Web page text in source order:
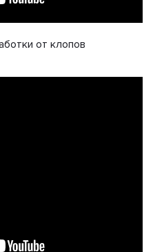
от клопов